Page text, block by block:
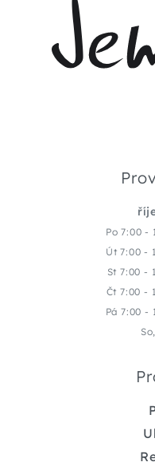
Po 7:00 -
Út 7:00 -
St 7:00 -
Čt 7:00 -
Pá 7:00 -